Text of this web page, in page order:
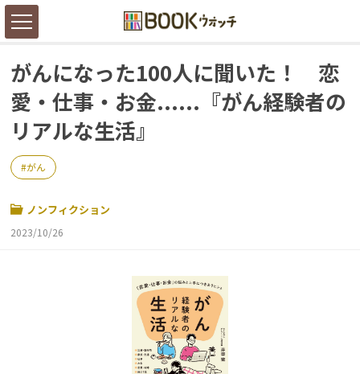
がんになった100人に聞いた！ 恋
愛・仕事・お金......『がん経験者の
リアルな生活』
がん
ノンフィクション
2023/10/26